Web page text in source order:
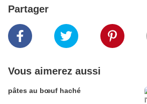
Partager
Vous aimerez aussi
pâtes au bœuf haché